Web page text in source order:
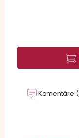
Komentáre